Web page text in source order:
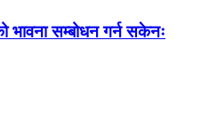
भावना सम्बोधन गर्न सकेनः